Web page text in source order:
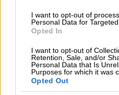
I want to opt-out of
Personal Data for Targeted
Opted In
I want to opt-out of
Retention, Sale, and/or
Personal Data that Is
Purposes for which it was
Opted Out
Ελλάδα|09.07.2026 12:35
Σοκαριστικό
τη στιγμή της
Ασπρόπυργο - Οι